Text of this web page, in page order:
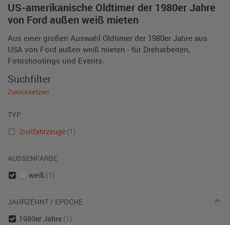
US-amerikanische Oldtimer der 1980er Jahre
von Ford außen weiß mieten
Aus einer großen Auswahl Oldtimer der 1980er Jahre aus
USA von Ford außen weiß mieten - für Dreharbeiten,
Fotoshootings und Events.
Suchfilter
Zurücksetzen
TYP
Zivilfahrzeuge (1)
AUSSENFARBE
weiß (1)
JAHRZEHNT / EPOCHE
1980er Jahre (1)